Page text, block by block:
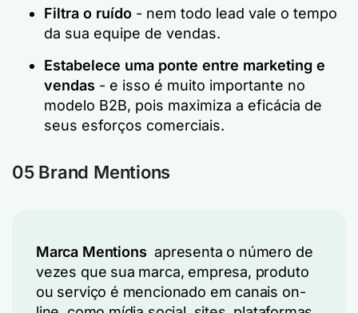
Filtra o ruído - nem todo lead vale o tempo
da sua equipe de vendas.
Estabelece uma ponte entre marketing e
vendas - e isso é muito importante no
modelo B2B, pois maximiza a eficácia de
seus esforços comerciais.
05 Brand Mentions
Marca Mentions apresenta o número de
vezes que sua marca, empresa, produto
ou serviço é mencionado em canais on-